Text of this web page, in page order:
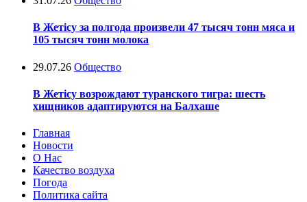
В Жетісу за полгода произвели 47 тысяч тонн мяса и
105 тысяч тонн молока
29.07.26 Общество
В Жетісу возрождают туранского тигра: шесть
хищников адаптируются на Балхаше
Главная
Новости
О Нас
Качество воздуха
Погода
Политика сайта